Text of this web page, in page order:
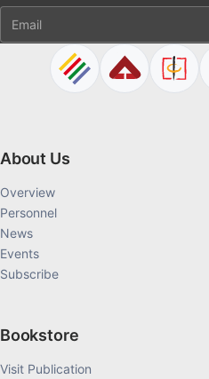
Email
About Us
Overview
Personnel
News
Events
Subscribe
Bookstore
Visit Publication